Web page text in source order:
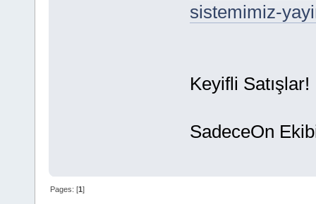
sistemimiz-
Keyifli Satışlar!
SadeceOn
Pages: [1]